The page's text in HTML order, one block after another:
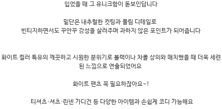
입었을 때 그 유니크함이 돋보인답니다
밑단은 내추럴한 컷팅과 풀림 디테일로
빈티지하면서도 꾸안꾸 감성을 살려주며 과하지 않은 포인트가 되어줍니다
화이트 컬러 특유의 깨끗하고 시원한 분위기로 블랙이나 차콜 상의와 매치했을 때 더욱 세련
된 느낌으로 연출되었어요
화이트 팬츠 꼭 필요하잖아요~!
티셔츠·셔츠·린넨 가디건 등 다양한 아이템과 손쉽게 코디 가능해요